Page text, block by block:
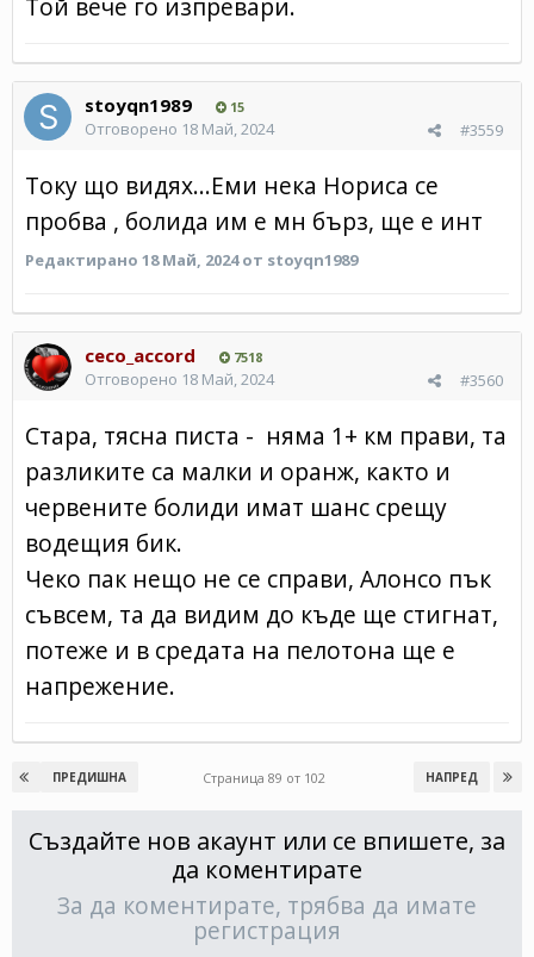
stoyqn1989 15
#3559
Отговорено 18 Май, 2024
Току що видях...Еми нека Нориса се
пробва , болида им е мн бърз, ще е инт
Редактирано 18 Май, 2024от stoyqn1989
ceco_accord 7518
#3560
Отговорено 18 Май, 2024
Стара, тясна писта - няма 1+ км прави, та
разликите са малки и оранж, както и
червените болиди имат шанс срещу
водещия бик.
Чеко пак нещо не се справи, Алонсо пък
съвсем, та да видим до къде ще стигнат,
потеже и в средата на пелотона ще е
напрежение.
ПРЕДИШНА НАПРЕД
Страница 89 от 102
Създайте нов акаунт или се впишете, за
да коментирате
За да коментирате, трябва да имате
регистрация